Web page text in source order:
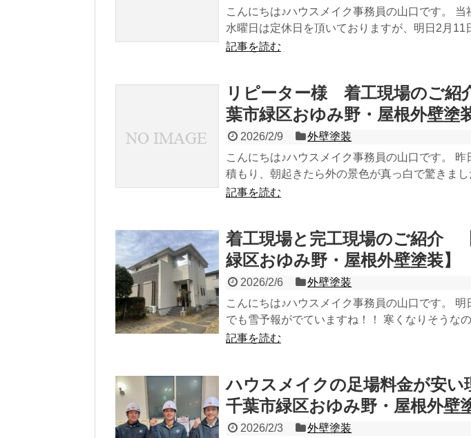
こんにちは♪ハウスメイク事務員の山口です。 当
水曜日は定休日を頂いておりますが、明日2月11
記事を読む
リピーター様 着工現場のご
葉市緑区おゆみ野・屋根外壁塗
2026/2/9
外壁塗装
こんにちは♪ハウスメイク事務員の山口です。 昨
積もり、朝起きたら外の景色が真っ白で驚きま
記事を読む
着工現場と完工現場のご紹介
緑区おゆみ野・屋根外壁塗装】
2026/2/6
外壁塗装
こんにちは♪ハウスメイク事務員の山口です。 明
でも雪予報がでていますね！！ 寒くなりそうな
記事を読む
ハウスメイクの足場料金が安い
千葉市緑区おゆみ野・屋根外壁
2026/2/3 外壁塗装